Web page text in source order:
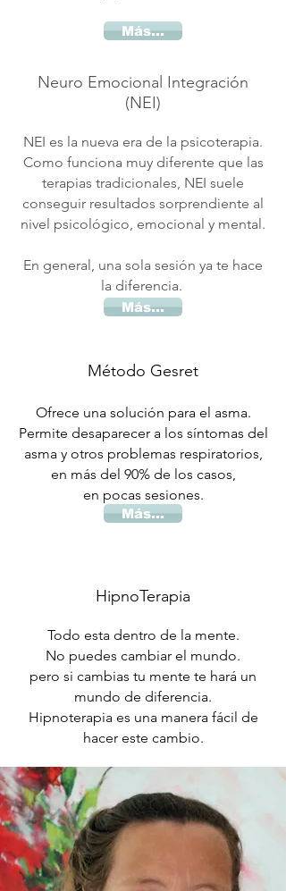
Neuro Emocional Integración
(NEI)
NEI es la nueva era de la psicoterapia.
Como funciona muy diferente que las
terapias tradicionales, NEI suele
conseguir resultados sorprendiente al
nivel psicológico, emocional y mental.
En general, una sola sesión ya te hace
la diferencia.
Más...
Más...
Más...
Método Gesret
Ofrece una solución para el asma.
Permite desaparecer a los síntomas del
asma y otros problemas respiratorios,
en más del 90% de los casos,
en pocas sesiones.
HipnoTerapia
Todo esta dentro de la mente.
No puedes cambiar el mundo.
pero si cambias tu mente te hará un
mundo de diferencia.
Hipnoterapia es una manera fácil de
hacer este cambio.